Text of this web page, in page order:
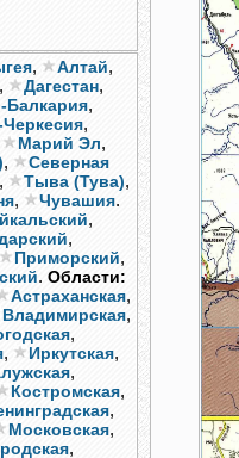
, Алтай,
Дагестан,
Балкария,
Черкесия,
Марий Эл,
,
Северная
, Тыва (Тува),
, Чувашия.
,
,
Приморский,
. Области:
Астраханская,
Владимирская,
,
, Иркутская,
,
Костромская,
,
Московская,
,